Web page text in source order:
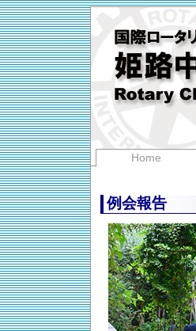
Home
例会報告